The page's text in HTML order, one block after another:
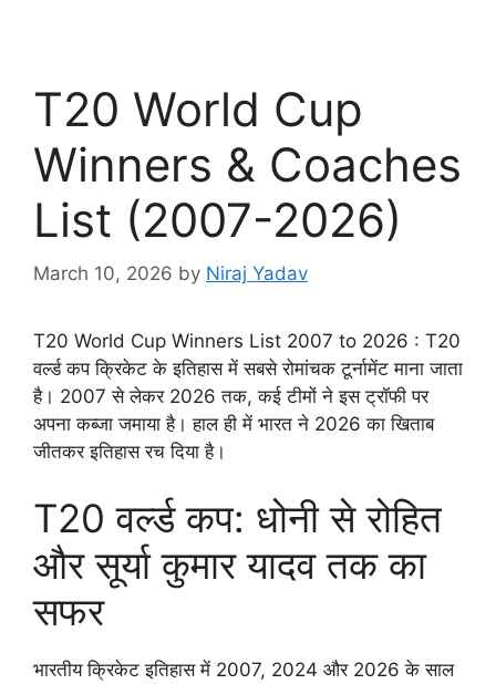
T20 World Cup
Winners & Coaches
List (2007-2026)
March 10, 2026 by Niraj Yadav
T20 World Cup Winners List 2007 to 2026 : T20
वर्ल्ड कप क्रिकेट के इतिहास में सबसे रोमांचक टूर्नामेंट माना जाता
है। 2007 से लेकर 2026 तक, कई टीमों ने इस ट्रॉफी पर
अपना कब्जा जमाया है। हाल ही में भारत ने 2026 का खिताब
जीतकर इतिहास रच दिया है।
T20 वर्ल्ड कप: धोनी से रोहित
और सूर्या कुमार यादव तक का
सफर
भारतीय क्रिकेट इतिहास में 2007, 2024 और 2026 के साल